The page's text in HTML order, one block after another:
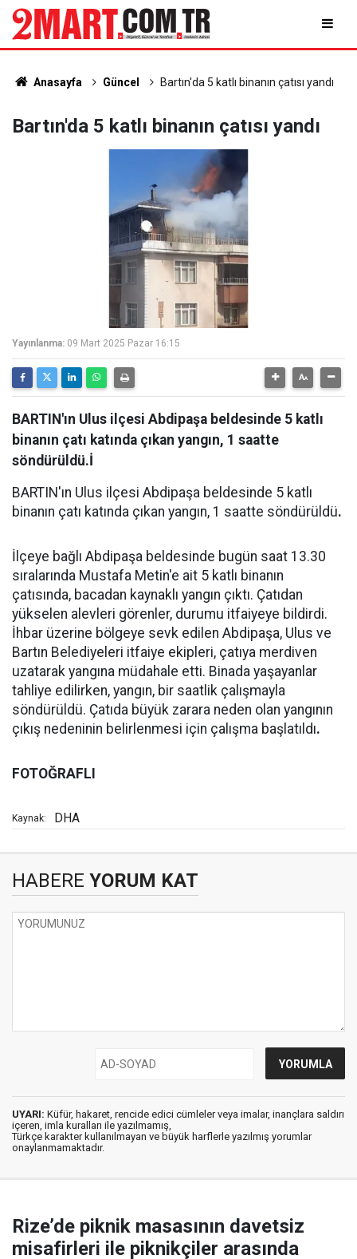
Anasayfa Güncel Bartın'da 5 katlı binanın çatısı yandı
Bartın'da 5 katlı binanın çatısı yandı
Yayınlanma: 09 Mart 2025 Pazar 16:15
BARTIN'ın Ulus ilçesi Abdipaşa beldesinde 5 katlı
binanın çatı katında çıkan yangın, 1 saatte
söndürüldü.İ
BARTIN'ın Ulus ilçesi Abdipaşa beldesinde 5 katlı
binanın çatı katında çıkan yangın, 1 saatte söndürüldü.
İlçeye bağlı Abdipaşa beldesinde bugün saat 13.30
sıralarında Mustafa Metin'e ait 5 katlı binanın
çatısında, bacadan kaynaklı yangın çıktı. Çatıdan
yükselen alevleri görenler, durumu itfaiyeye bildirdi.
İhbar üzerine bölgeye sevk edilen Abdipaşa, Ulus ve
Bartın Belediyeleri itfaiye ekipleri, çatıya merdiven
uzatarak yangına müdahale etti. Binada yaşayanlar
tahliye edilirken, yangın, bir saatlik çalışmayla
söndürüldü. Çatıda büyük zarara neden olan yangının
çıkış nedeninin belirlenmesi için çalışma başlatıldı.
FOTOĞRAFLI
Kaynak: DHA
HABERE YORUM KAT
UYARI: Küfür, hakaret, rencide edici cümleler veya imalar, inançlara saldırı
içeren, imla kuralları ile yazılmamış,
Türkçe karakter kullanılmayan ve büyük harflerle yazılmış yorumlar
onaylanmamaktadır.
Rize’de piknik masasının davetsiz
misafirleri ile piknikçiler arasında